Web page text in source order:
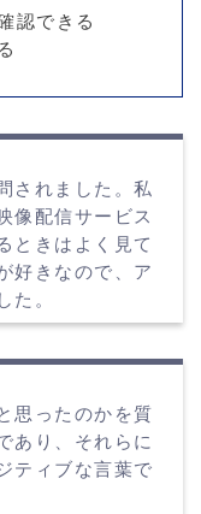
認できる
されました。私
像配信サービス
ときはよく見て
好きなので、ア
た。
思ったのかを質
あり、それらに
ティブな言葉で